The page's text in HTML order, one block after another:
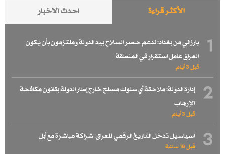
الأكثر قراءة احدث الاخبار
1
بارزاني من بغداد: ندعم حصر السلاح بيد الدولة وملتزمون بأن يكون
العراق عامل استقرار في المنطقة
قبل 3 أيام
2
إدارة الدولة: ملاحقة أي سلوك مسلح خارج إطار الدولة بقانون مكافحة
الإرهاب
قبل 3 أيام
3 آسياسيل تدخل التاريخ الرقمي للعراق: شراكة مباشرة مع أبل
قبل 18 ساعة